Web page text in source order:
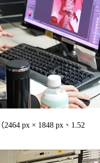
（2464 px × 1848 px、1.52